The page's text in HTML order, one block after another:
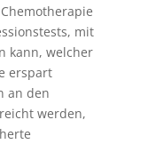
mit
kann, welcher
erspart
an den
werden,